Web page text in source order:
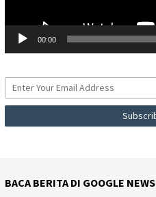
00:00
BACA BERITA DI GOOGLE NEWS